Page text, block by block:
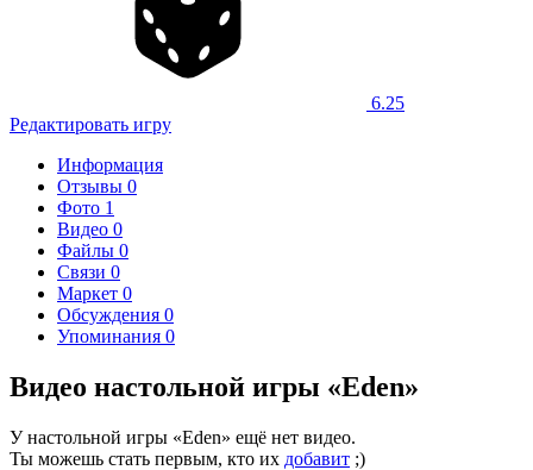
6.25
Редактировать игру
Информация
Отзывы 0
Фото 1
Видео 0
Файлы 0
Связи 0
Маркет 0
Обсуждения 0
Упоминания 0
Видео настольной игры «Eden»
У настольной игры «Eden» ещё нет видео.
Ты можешь стать первым, кто их добавит ;)